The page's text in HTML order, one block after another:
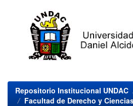
Repositorio Institucional UNDAC
Facultad de Derecho y